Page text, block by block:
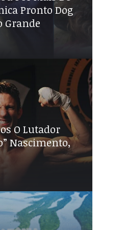
Pronto Dog
Grande
O Lutador
Nascimento,